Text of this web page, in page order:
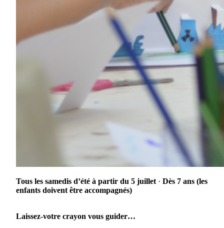
Tous les samedis d’été à partir du 5 juillet · Dès 7 ans (les
enfants doivent être accompagnés)
Laissez-votre crayon vous guider…